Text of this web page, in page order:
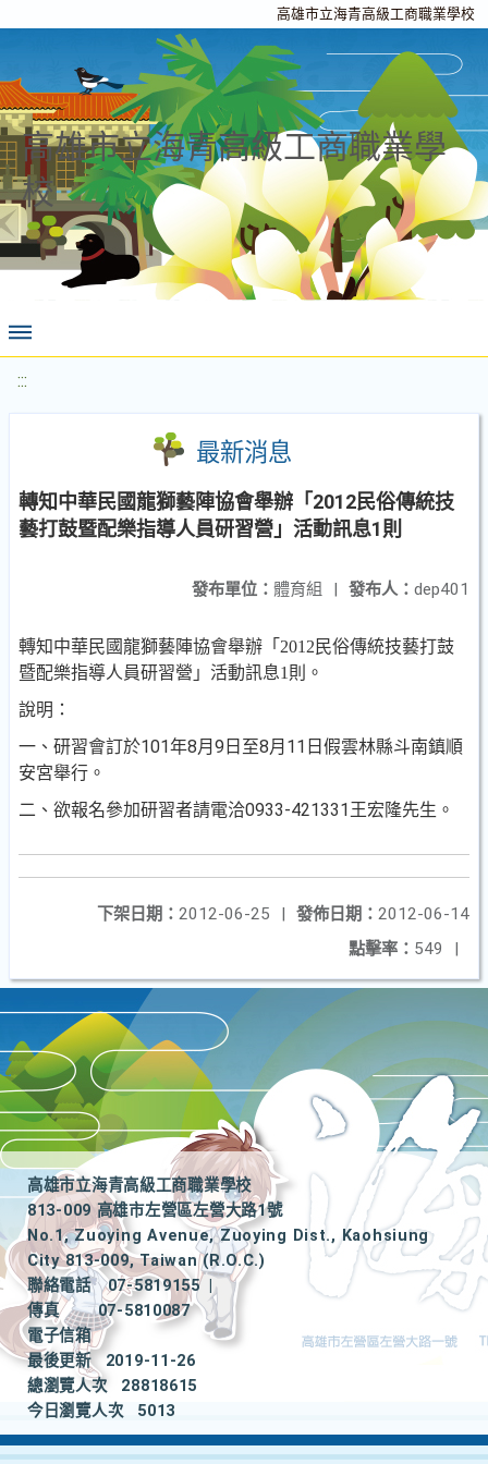
高雄市立海青高級工商職業學校
高雄市立海青高級工商職業學
校
:::
最新消息
轉知中華民國龍獅藝陣協會舉辦「2012民俗傳統技
藝打鼓暨配樂指導人員研習營」活動訊息1則
發布人： dep401
發布單位： 體育組 |
轉知中華民國龍獅藝陣協會舉辦「 2012 民俗傳統技藝打鼓
暨配樂指導人員研習營」活動訊息1 則。
說明：
一、 研習會訂於101年8月 9 日至8月 11 日假雲林縣斗南鎮順
安宮舉行。
二、 欲報名參加研習者請電洽0933-421331王宏隆先生。
發佈日期： 2012-06-14
下架日期： 2012-06-25
|
點擊率： 549 |
高雄市立海青高級工商職業學校
813-009 高雄市左營區左營大路1號
No.1, Zuoying Avenue, Zuoying Dist., Kaohsiung
City 813-009, Taiwan (R.O.C.)
聯絡電話
07-5819155
|
傳真
07-5810087
電子信箱
最後更新
2019-11-26
總瀏覽人次
28818615
今日瀏覽人次
5013